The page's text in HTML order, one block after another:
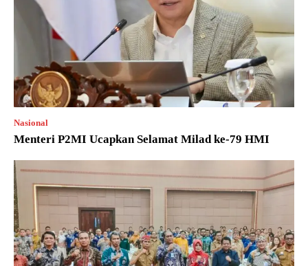
Nasional
Menteri P2MI Ucapkan Selamat Milad ke-79 HMI